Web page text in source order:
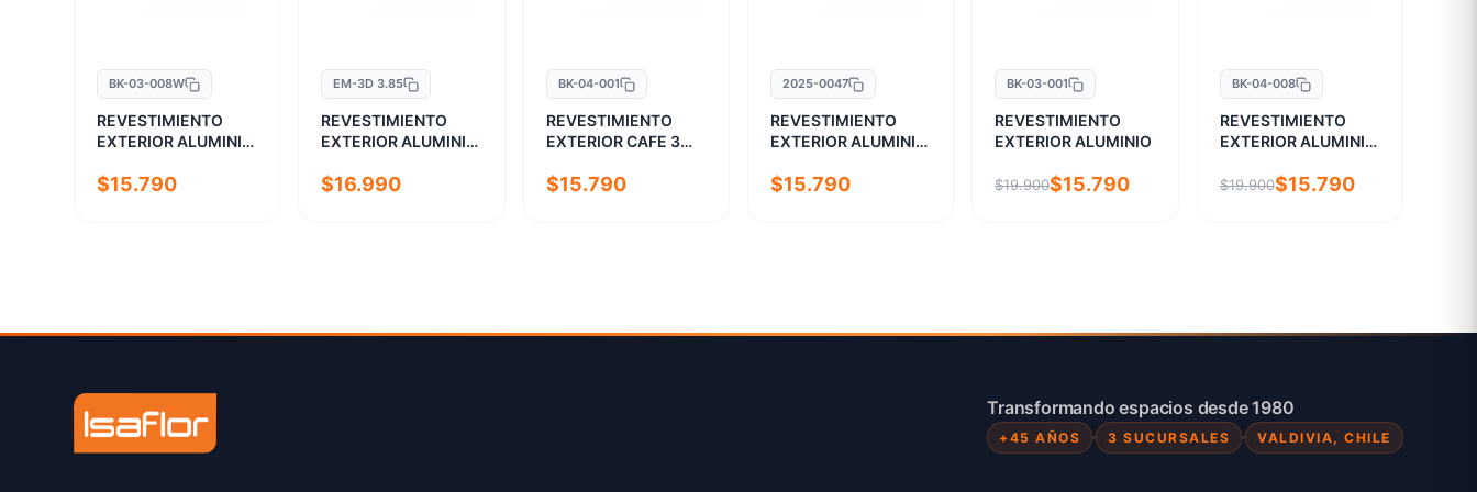
BK-03-008W
REVESTIMIENTO
EXTERIOR ALUMINIO
$15.790
EM-3D 3.85
REVESTIMIENTO
EXTERIOR ALUMINIO
$16.990
BK-04-001
REVESTIMIENTO
EXTERIOR CAFE 3
$15.790
2025-0047
REVESTIMIENTO
EXTERIOR ALUMINIO
$15.790
BK-03-001
REVESTIMIENTO
EXTERIOR ALUMINIO
$19.900$15.790
BK-04-008
REVESTIMIENTO
EXTERIOR ALUMINIO
$19.900$15.790
Transformando espacios desde 1980
+45 AÑOS 3 SUCURSALES VALDIVIA, CHILE